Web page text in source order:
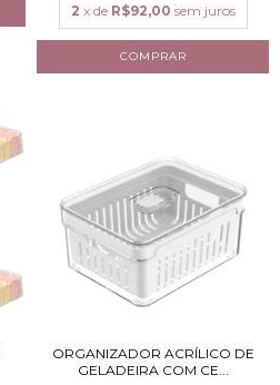
2 x de R$92,00 sem juros
ORGANIZADOR ACRÍLICO DE
GELADEIRA COM CE...